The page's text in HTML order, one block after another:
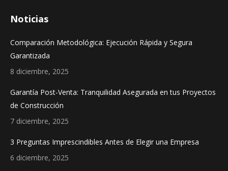
opens
new
window
opens
new
window
opens
new
window
Noticias
Comparación Metodológica: Ejecución Rápida y Segura
Garantizada
8 diciembre, 2025
Garantía Post-Venta: Tranquilidad Asegurada en tus Proyectos
de Construcción
7 diciembre, 2025
3 Preguntas Imprescindibles Antes de Elegir una Empresa
6 diciembre, 2025